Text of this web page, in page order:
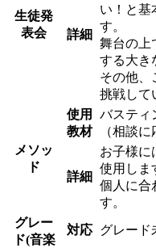
生徒発
表会
詳細
い！と基
す。
舞台の上
する大き
その他、
挑戦して
メソッ
ド
使用
教材
バスティ
（相談に
詳細
お子様に
使用しま
個人に合
す。
グレー
ド(音楽
対応 グレード